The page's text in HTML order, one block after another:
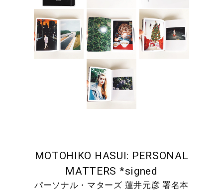
MOTOHIKO HASUI: PERSONAL
MATTERS *signed
パーソナル・マターズ 蓮井元彦 署名本